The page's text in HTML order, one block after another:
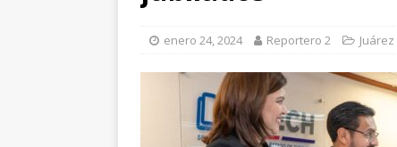
enero 24, 2024 Reportero 2 Juárez